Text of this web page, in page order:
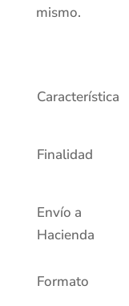
mismo.
Característica
Finalidad
Envío a
Hacienda
Formato